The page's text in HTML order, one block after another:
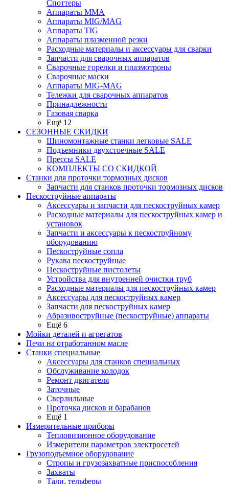
Споттеры
Аппараты MMA
Аппараты MIG/MAG
Аппараты TIG
Аппараты плазменной резки
Расходные материалы и аксессуары для сварки
Запчасти для сварочных аппаратов
Сварочные горелки и плазмотроны
Сварочные маски
Аппараты MIG-MAG
Тележки для сварочных аппаратов
Принадлежности
Газовая сварка
Ещё 12
СЕЗОННЫЕ СКИДКИ
Шиномонтажные станки легковые SALE
Подъемники двухстоечные SALE
Прессы SALE
КОМПЛЕКТЫ СО СКИДКОЙ
Станки для проточки тормозных дисков
Запчасти для станков проточки тормозных дисков
Пескоструйные аппараты
Аксессуары и запчасти для пескоструйных камер
Расходные материалы для пескоструйных камер и
установок
Запчасти и аксессуары к пескоструйному
оборудованию
Пескоструйные сопла
Рукава пескоструйные
Пескоструйные пистолеты
Устройства для внутренней очистки труб
Расходные материалы для пескоструйных камер
Аксессуары для пескоструйных камер
Запчасти для пескоструйных камер
Абразивоструйные (пескоструйные) аппараты
Ещё 6
Мойки деталей и агрегатов
Печи на отработанном масле
Станки специальные
Аксессуары для станков специальных
Обслуживание колодок
Ремонт двигателя
Заточные
Сверлильные
Проточка дисков и барабанов
Ещё 1
Измерительные приборы
Тепловизионное оборудование
Измерители параметров электросетей
Грузоподъемное оборудование
Стропы и грузозахватные приспособления
Захваты
Тали, тельферы